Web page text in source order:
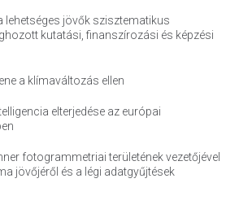
jövők szisztematikus
kutatási, finanszírozási és képzési
a klímaváltozás ellen
elterjedése az európai
fotogrammetriai területének vezetőjével
jövőjéről és a légi adatgyűjtések